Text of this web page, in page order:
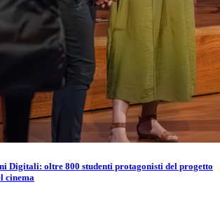
Digitali: oltre 800 studenti protagonisti del progetto
cinema